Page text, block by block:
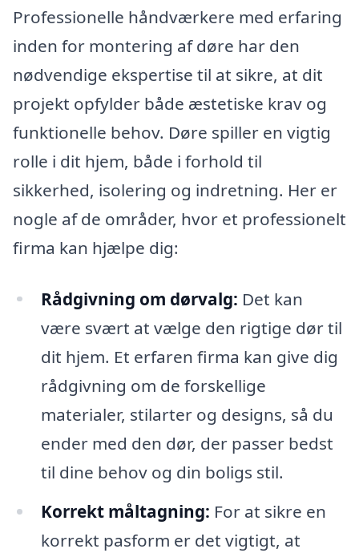
Professionelle håndværkere med erfaring
inden for montering af døre har den
nødvendige ekspertise til at sikre, at dit
projekt opfylder både æstetiske krav og
funktionelle behov. Døre spiller en vigtig
rolle i dit hjem, både i forhold til
sikkerhed, isolering og indretning. Her er
nogle af de områder, hvor et professionelt
firma kan hjælpe dig:
Rådgivning om dørvalg: Det kan
være svært at vælge den rigtige dør til
dit hjem. Et erfaren firma kan give dig
rådgivning om de forskellige
materialer, stilarter og designs, så du
ender med den dør, der passer bedst
til dine behov og din boligs stil.
Korrekt måltagning: For at sikre en
korrekt pasform er det vigtigt, at